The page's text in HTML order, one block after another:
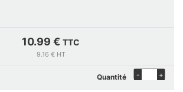
10.99 € TTC
9.16 € HT
Quantité - +